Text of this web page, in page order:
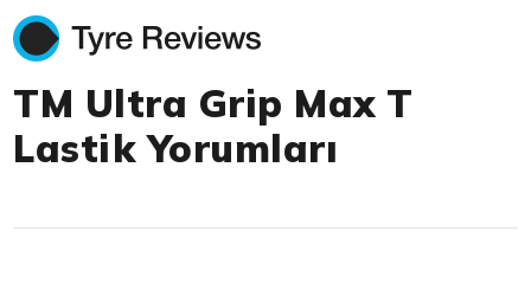
TM Ultra Grip Max T
Lastik Yorumları